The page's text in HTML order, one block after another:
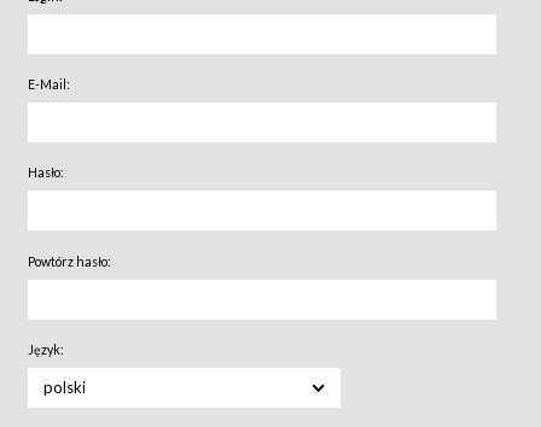
E-Mail:
Hasło:
Powtórz hasło:
Język:
polski